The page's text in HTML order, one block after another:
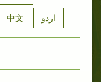
中文 اردو